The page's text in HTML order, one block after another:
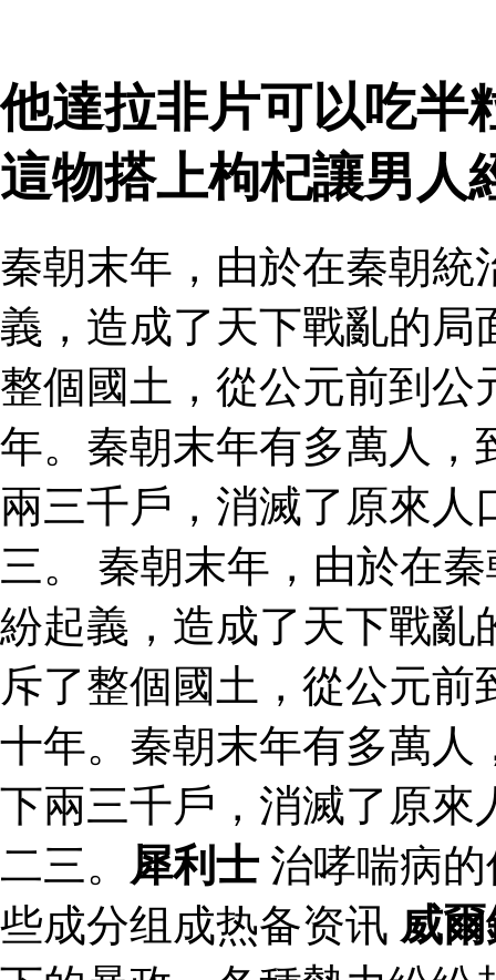
他達拉非片可以吃半
這物搭上枸杞讓男人
秦朝末年，由於在秦朝統
義，造成了天下戰亂的局
整個國土，從公元前到公
年。秦朝末年有多萬人，
兩三千戶，消滅了原來
三。 秦朝末年，由於在
紛起義，造成了天下戰亂
斥了整個國土，從公元
十年。秦朝末年有多萬人
下兩三千戶，消滅了原來
二三。 犀利士 治哮喘病
些成分组成热备资讯 威